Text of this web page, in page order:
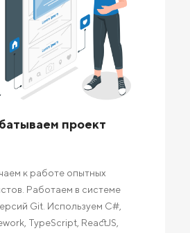
проект
к работе опытных
Работаем в системе
Git. Используем C#,
TypeScript, ReactJS,